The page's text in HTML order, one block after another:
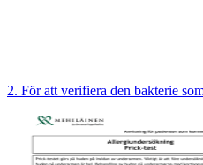
2. För att verifiera den bakterie